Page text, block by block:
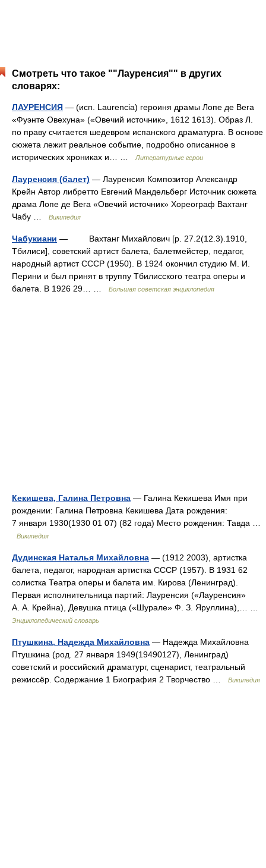
Смотреть что такое ""Лауренсия"" в других
словарях:
ЛАУРЕНСИЯ — (исп. Laurencia) героиня драмы Лопе де Вега
«Фуэнте Овехуна» («Овечий источник», 1612 1613). Образ Л.
по праву считается шедевром испанского драматурга. В основе
сюжета лежит реальное событие, подробно описанное в
исторических хрониках и… …
Литературные герои
Лауренсия (балет) — Лауренсия Композитор Александр
Крейн Автор либретто Евгений Мандельберг Источник сюжета
драма Лопе де Вега «Овечий источник» Хореограф Вахтанг
Чабу …
Википедия
Чабукиани — Вахтанг Михайлович [р. 27.2(12.3).1910,
Тбилиси], советский артист балета, балетмейстер, педагог,
народный артист СССР (1950). В 1924 окончил студию М. И.
Перини и был принят в труппу Тбилисского театра оперы и
балета. В 1926 29… …
Большая советская энциклопедия
Кекишева, Галина Петровна — Галина Кекишева Имя при
рождении: Галина Петровна Кекишева Дата рождения:
7 января 1930(1930 01 07) (82 года) Место рождения: Тавда …
Википедия
Дудинская Наталья Михайловна — (1912 2003), артистка
балета, педагог, народная артистка СССР (1957). В 1931 62
солистка Театра оперы и балета им. Кирова (Ленинград).
Первая исполнительница партий: Лауренсия («Лауренсия»
А. А. Крейна), Девушка птица («Шурале» Ф. З. Яруллина),… …
Энциклопедический словарь
Птушкина, Надежда Михайловна — Надежда Михайловна
Птушкина (род. 27 января 1949(19490127), Ленинград)
советский и российский драматург, сценарист, театральный
режиссёр. Содержание 1 Биография 2 Творчество …
Википедия